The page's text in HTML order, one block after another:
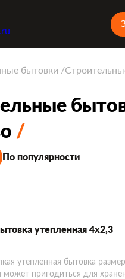
бытовки
По популярности
утепленная 4х2,3
утепленная бытовка
может пригодиться для